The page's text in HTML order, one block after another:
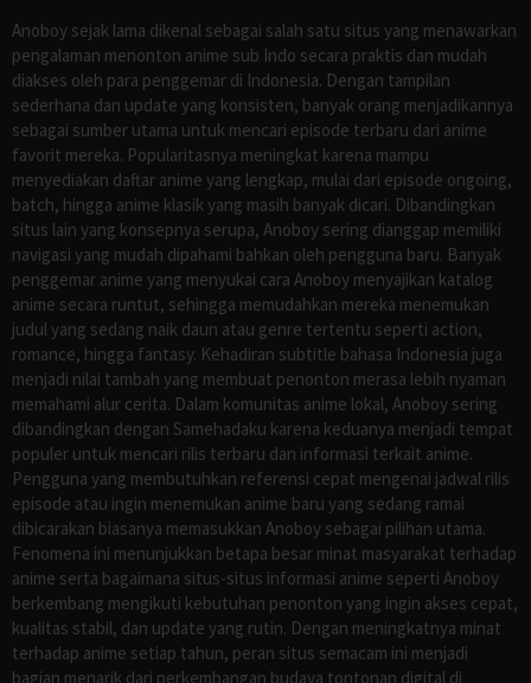
Anoboy sejak lama dikenal sebagai salah satu situs yang menawarkan
pengalaman menonton anime sub Indo secara praktis dan mudah
diakses oleh para penggemar di Indonesia. Dengan tampilan
sederhana dan update yang konsisten, banyak orang menjadikannya
sebagai sumber utama untuk mencari episode terbaru dari anime
favorit mereka. Popularitasnya meningkat karena mampu
menyediakan daftar anime yang lengkap, mulai dari episode ongoing,
batch, hingga anime klasik yang masih banyak dicari. Dibandingkan
situs lain yang konsepnya serupa, Anoboy sering dianggap memiliki
navigasi yang mudah dipahami bahkan oleh pengguna baru. Banyak
penggemar anime yang menyukai cara Anoboy menyajikan katalog
anime secara runtut, sehingga memudahkan mereka menemukan
judul yang sedang naik daun atau genre tertentu seperti action,
romance, hingga fantasy. Kehadiran subtitle bahasa Indonesia juga
menjadi nilai tambah yang membuat penonton merasa lebih nyaman
memahami alur cerita. Dalam komunitas anime lokal, Anoboy sering
dibandingkan dengan Samehadaku karena keduanya menjadi tempat
populer untuk mencari rilis terbaru dan informasi terkait anime.
Pengguna yang membutuhkan referensi cepat mengenai jadwal rilis
episode atau ingin menemukan anime baru yang sedang ramai
dibicarakan biasanya memasukkan Anoboy sebagai pilihan utama.
Fenomena ini menunjukkan betapa besar minat masyarakat terhadap
anime serta bagaimana situs-situs informasi anime seperti Anoboy
berkembang mengikuti kebutuhan penonton yang ingin akses cepat,
kualitas stabil, dan update yang rutin. Dengan meningkatnya minat
terhadap anime setiap tahun, peran situs semacam ini menjadi
bagian menarik dari perkembangan budaya tontonan digital di